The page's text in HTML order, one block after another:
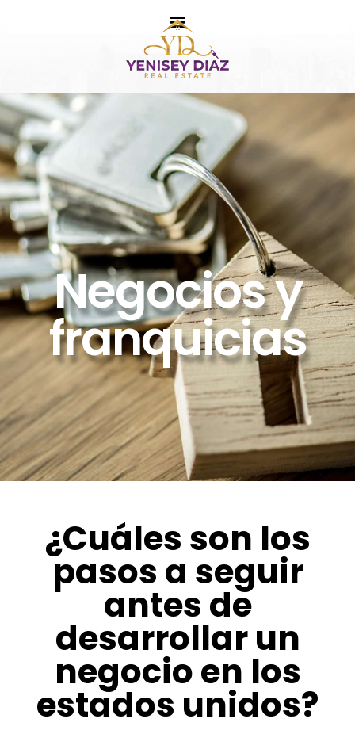
Negocios y
franquicias
¿Cuáles son los
pasos a seguir
antes de
desarrollar un
negocio en los
estados unidos?